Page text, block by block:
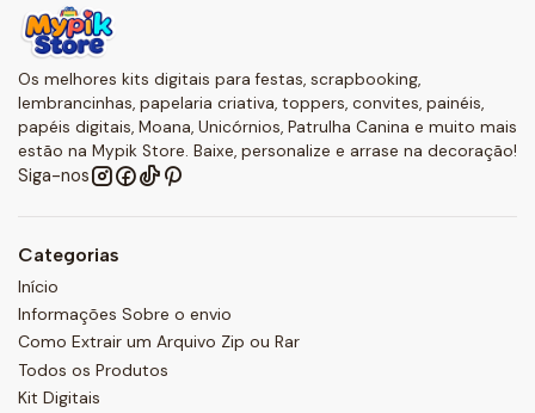
Os melhores kits digitais para festas, scrapbooking,
lembrancinhas, papelaria criativa, toppers, convites, painéis,
papéis digitais, Moana, Unicórnios, Patrulha Canina e muito mais
estão na Mypik Store. Baixe, personalize e arrase na decoração!
Siga-nos
Categorias
Início
Informações Sobre o envio
Como Extrair um Arquivo Zip ou Rar
Todos os Produtos
Kit Digitais